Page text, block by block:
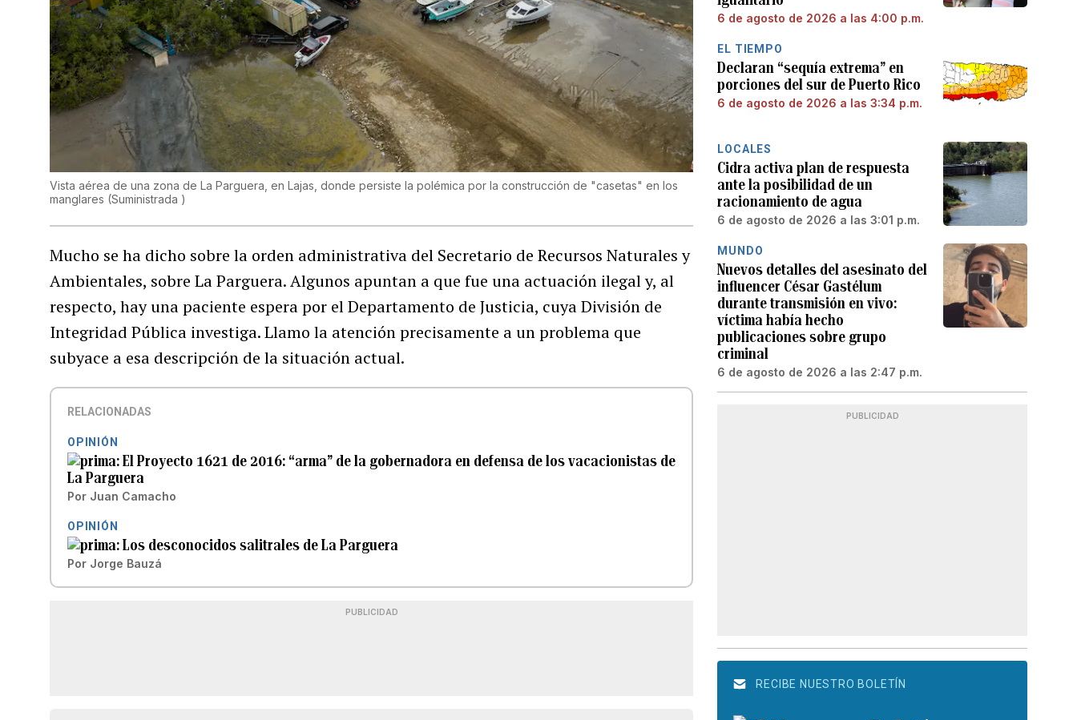
Vista aérea de una zona de La Parguera, en Lajas, donde persiste la polémica por la construcción de "casetas" en los
manglares (Suministrada )
Mucho se ha dicho sobre la orden administrativa del Secretario de Recursos Naturales y
Ambientales, sobre La Parguera. Algunos apuntan a que fue una actuación ilegal y, al
respecto, hay una paciente espera por el Departamento de Justicia, cuya División de
Integridad Pública investiga. Llamo la atención precisamente a un problema que
subyace a esa descripción de la situación actual.
RELACIONADAS
OPINIÓN
El Proyecto 1621 de 2016: “arma” de la gobernadora en defensa de los vacacionistas de
La Parguera
Por Juan Camacho
OPINIÓN
Los desconocidos salitrales de La Parguera
Por Jorge Bauzá
PUBLICIDAD
6 de agosto de 2026 a las 4:00 p.m.
EL TIEMPO
Declaran “sequía extrema” en
porciones del sur de Puerto Rico
6 de agosto de 2026 a las 3:34 p.m.
LOCALES
Cidra activa plan de respuesta
ante la posibilidad de un
racionamiento de agua
6 de agosto de 2026 a las 3:01 p.m.
MUNDO
Nuevos detalles del asesinato del
influencer César Gastélum
durante transmisión en vivo:
víctima había hecho
publicaciones sobre grupo
criminal
6 de agosto de 2026 a las 2:47 p.m.
PUBLICIDAD
RECIBE NUESTRO BOLETÍN